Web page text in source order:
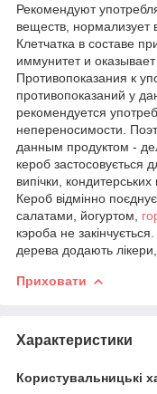
Рекомендуют
веществ, нормализует
Клетчатка в составе
иммунитет и
Противопоказания к
противопоказаний у
рекомендуется
непереносимости.
данным продуктом -
кероб застосовується
випічки, кондитерських
Кероб відмінно
салатами, йогуртом,
кэроба не
дерева додають
Приховати
Характеристики
Користувальницькі